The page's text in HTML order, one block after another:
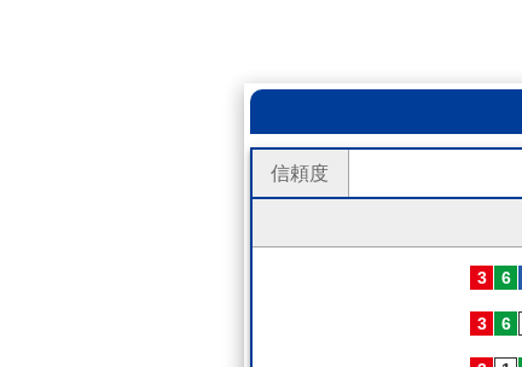
信頼度